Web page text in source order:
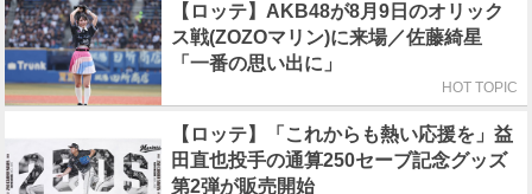
【ロッテ】AKB48が8月9日のオリック
ス戦(ZOZOマリン)に来場／佐藤綺星
「一番の思い出に」
HOT TOPIC
【ロッテ】「これからも熱い応援を」益
田直也投手の通算250セーブ記念グッズ
第2弾が販売開始